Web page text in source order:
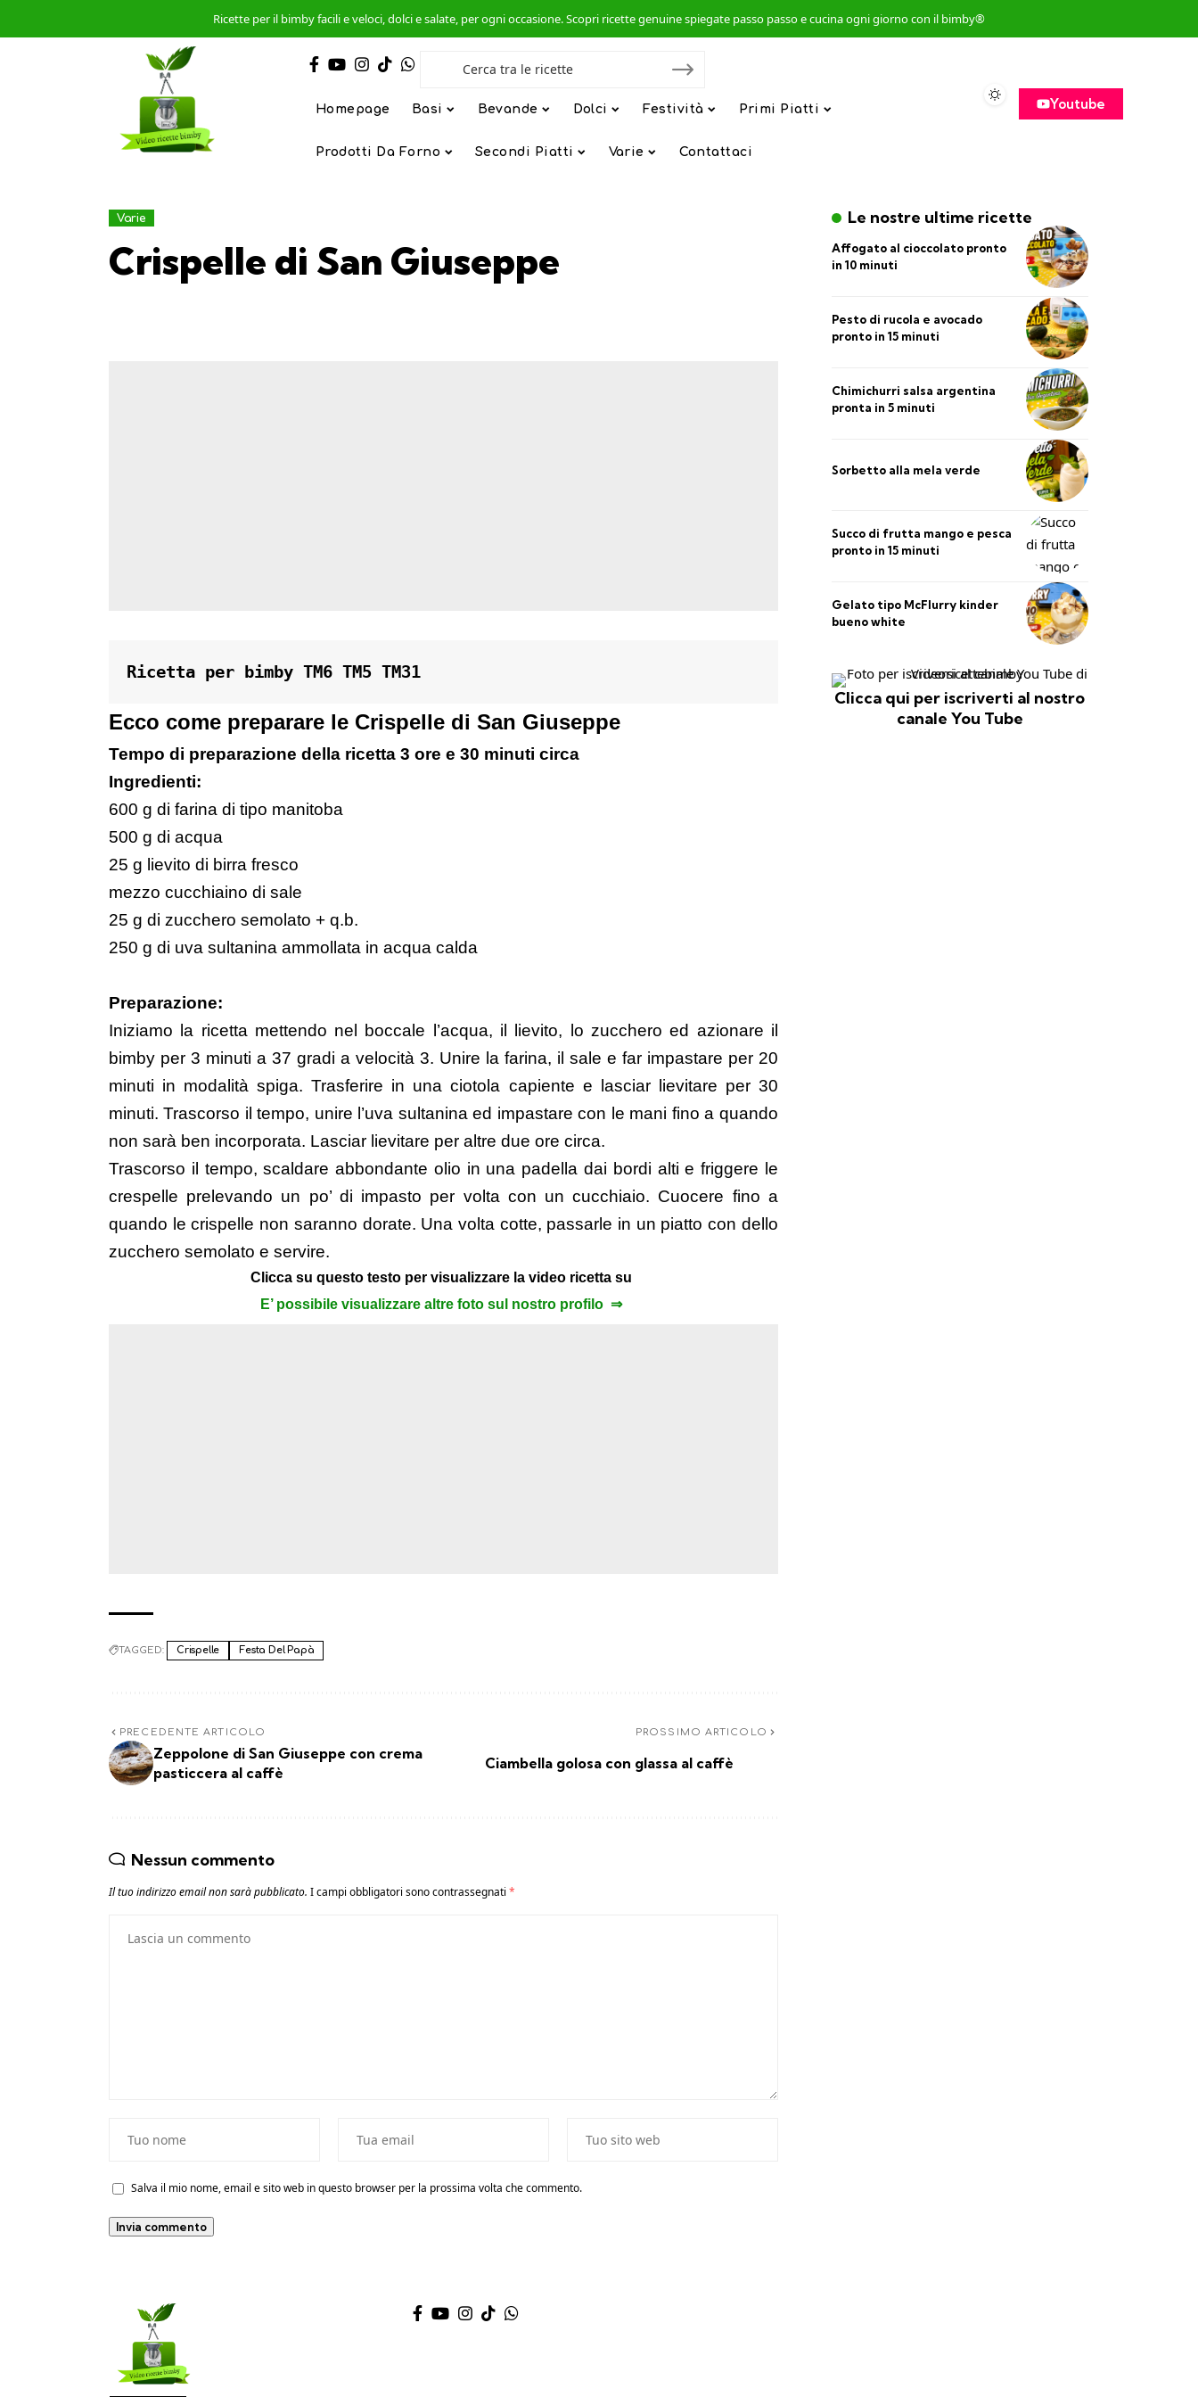
Ricette per il bimby facili e veloci, dolci e salate, per ogni occasione. Scopri ricette genuine spiegate passo passo e cucina ogni giorno con il bimby®
Homepage Basi Bevande Dolci Festività Primi Piatti
Prodotti Da Forno Secondi Piatti Varie Contattaci
Youtube
Varie
Crispelle di San Giuseppe
Ricetta per bimby TM6 TM5 TM31
Ecco come preparare le Crispelle di San Giuseppe
Tempo di preparazione della ricetta 3 ore e 30 minuti circa
Ingredienti:
600 g di farina di tipo manitoba
500 g di acqua
25 g lievito di birra fresco
mezzo cucchiaino di sale
25 g di zucchero semolato + q.b.
250 g di uva sultanina ammollata in acqua calda
Preparazione:
Iniziamo la ricetta mettendo nel boccale l’acqua, il lievito, lo zucchero ed azionare il
bimby per 3 minuti a 37 gradi a velocità 3. Unire la farina, il sale e far impastare per 20
minuti in modalità spiga. Trasferire in una ciotola capiente e lasciar lievitare per 30
minuti. Trascorso il tempo, unire l’uva sultanina ed impastare con le mani fino a quando
non sarà ben incorporata. Lasciar lievitare per altre due ore circa.
Trascorso il tempo, scaldare abbondante olio in una padella dai bordi alti e friggere le
crespelle prelevando un po’ di impasto per volta con un cucchiaio. Cuocere fino a
quando le crispelle non saranno dorate. Una volta cotte, passarle in un piatto con dello
zucchero semolato e servire.
Clicca su questo testo per visualizzare la video ricetta su
E’ possibile visualizzare altre foto sul nostro profilo ⇒
TAGGED: Crispelle Festa Del Papà
PRECEDENTE ARTICOLO
Zeppolone di San Giuseppe con crema
pasticcera al caffè
PROSSIMO ARTICOLO
Ciambella golosa con glassa al caffè
Nessun commento
Il tuo indirizzo email non sarà pubblicato. I campi obbligatori sono contrassegnati *
Salva il mio nome, email e sito web in questo browser per la prossima volta che commento.
Le nostre ultime ricette
Affogato al cioccolato pronto
in 10 minuti
Pesto di rucola e avocado
pronto in 15 minuti
Chimichurri salsa argentina
pronta in 5 minuti
Sorbetto alla mela verde
Succo di frutta mango e pesca
pronto in 15 minuti
Gelato tipo McFlurry kinder
bueno white
Clicca qui per iscriverti al nostro
canale You Tube